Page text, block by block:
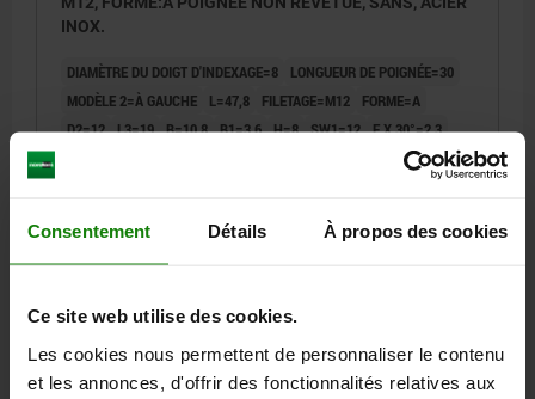
Consentement Détails À propos des cookies
Ce site web utilise des cookies.
Les cookies nous permettent de personnaliser le contenu
et les annonces, d'offrir des fonctionnalités relatives aux
INOX.
DIAMÈTRE DU DOIGT D'INDEXAGE=8
LONGUEUR DE POIGNÉE=30
MODÈLE 2=À GAUCHE
L=47,8 FILETAGE=M12
FORME=A
D2=12 L3=19 B=10,8 B1=3,6 H=8 SW1=12 F X 30°=2,3
03099-21-1040812
hors frais d’envoi
03099-21 A